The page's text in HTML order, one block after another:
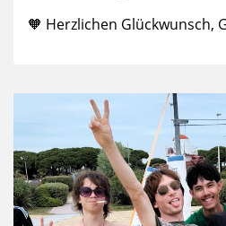
🧡 Herzlichen Glückwunsch,